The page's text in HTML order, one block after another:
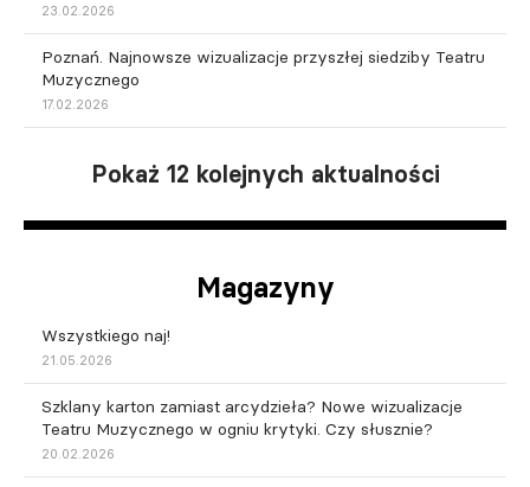
23.02.2026
Poznań. Najnowsze wizualizacje przyszłej siedziby Teatru
Muzycznego
17.02.2026
Pokaż 12 kolejnych aktualności
Magazyny
Wszystkiego naj!
21.05.2026
Szklany karton zamiast arcydzieła? Nowe wizualizacje
Teatru Muzycznego w ogniu krytyki. Czy słusznie?
20.02.2026